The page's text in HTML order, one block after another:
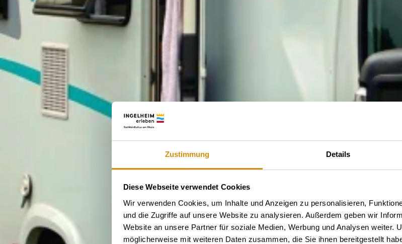
Zustimmung Details
Diese Webseite verwendet Cookies
Wir verwenden Cookies, um Inhalte und Anzeigen zu personalisieren,
und die Zugriffe auf unsere Website zu analysieren. Außerdem geben wir
Website an unsere Partner für soziale Medien, Werbung und Analysen weiter.
möglicherweise mit weiteren Daten zusammen, die Sie ihnen bereitgestellt